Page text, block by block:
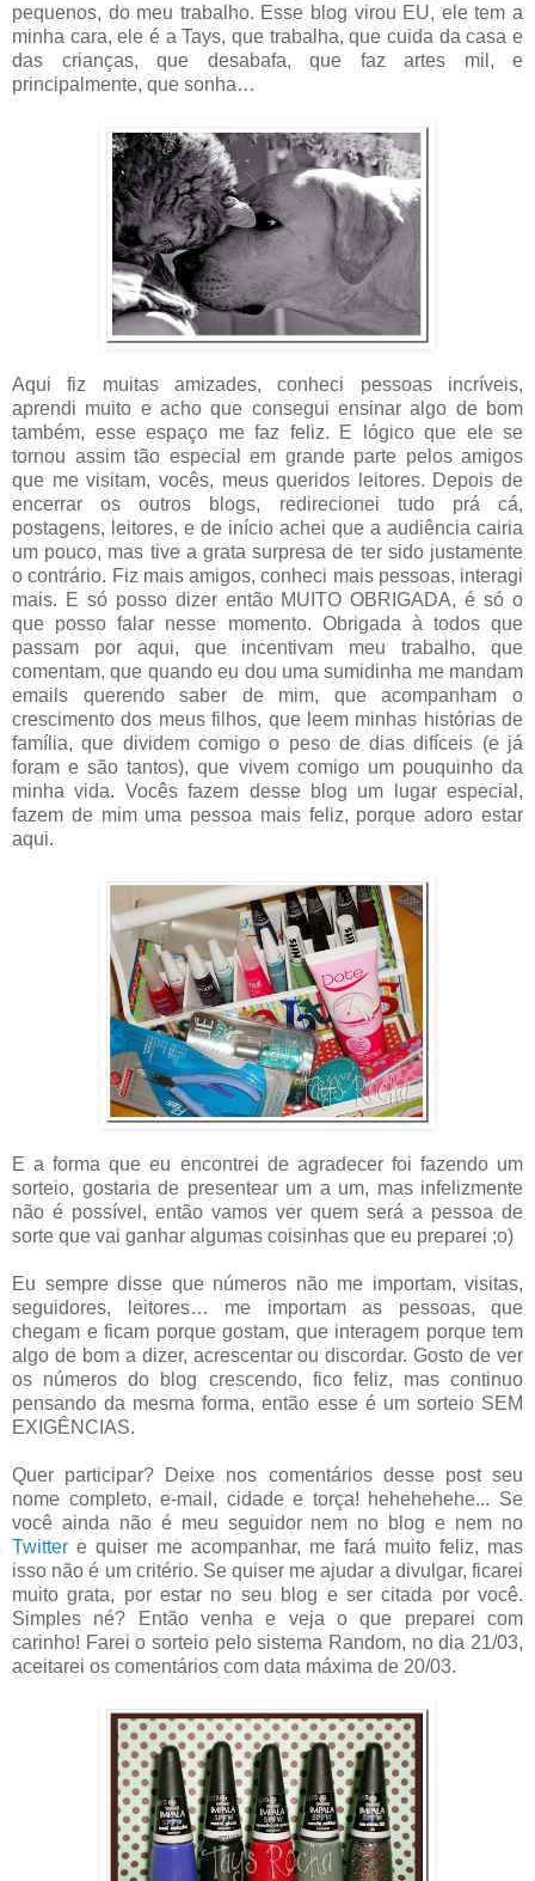
pequenos, do meu trabalho. Esse blog virou EU, ele tem a
minha cara, ele é a Tays, que trabalha, que cuida da casa e
das crianças, que desabafa, que faz artes mil, e
principalmente, que sonha…
Aqui fiz muitas amizades, conheci pessoas incríveis,
aprendi muito e acho que consegui ensinar algo de bom
também, esse espaço me faz feliz. E lógico que ele se
tornou assim tão especial em grande parte pelos amigos
que me visitam, vocês, meus queridos leitores. Depois de
encerrar os outros blogs, redirecionei tudo prá cá,
postagens, leitores, e de início achei que a audiência cairia
um pouco, mas tive a grata surpresa de ter sido justamente
o contrário. Fiz mais amigos, conheci mais pessoas, interagi
mais. E só posso dizer então MUITO OBRIGADA, é só o
que posso falar nesse momento. Obrigada à todos que
passam por aqui, que incentivam meu trabalho, que
comentam, que quando eu dou uma sumidinha me mandam
emails querendo saber de mim, que acompanham o
crescimento dos meus filhos, que leem minhas histórias de
família, que dividem comigo o peso de dias difíceis (e já
foram e são tantos), que vivem comigo um pouquinho da
minha vida. Vocês fazem desse blog um lugar especial,
fazem de mim uma pessoa mais feliz, porque adoro estar
aqui.
E a forma que eu encontrei de agradecer foi fazendo um
sorteio, gostaria de presentear um a um, mas infelizmente
não é possível, então vamos ver quem será a pessoa de
sorte que vai ganhar algumas coisinhas que eu preparei ;o)
Eu sempre disse que números não me importam, visitas,
seguidores, leitores… me importam as pessoas, que
chegam e ficam porque gostam, que interagem porque tem
algo de bom a dizer, acrescentar ou discordar. Gosto de ver
os números do blog crescendo, fico feliz, mas continuo
pensando da mesma forma, então esse é um sorteio SEM
EXIGÊNCIAS.
Quer participar? Deixe nos comentários desse post seu
nome completo, e-mail, cidade e torça! hehehehehe... Se
você ainda não é meu seguidor nem no blog e nem no
Twitter e quiser me acompanhar, me fará muito feliz, mas
isso não é um critério. Se quiser me ajudar a divulgar, ficarei
muito grata, por estar no seu blog e ser citada por você.
Simples né? Então venha e veja o que preparei com
carinho! Farei o sorteio pelo sistema Random, no dia 21/03,
aceitarei os comentários com data máxima de 20/03.